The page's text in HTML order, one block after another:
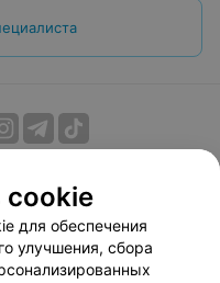
Способы оплаты
сервиса
cookie
для обеспечения
улучшения, сбора